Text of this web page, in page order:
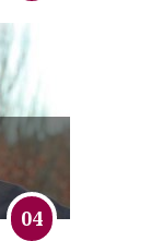
04